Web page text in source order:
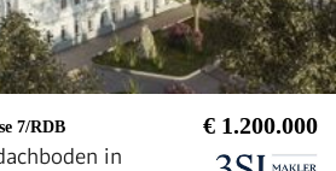
7/RDB € 1.200.000
in